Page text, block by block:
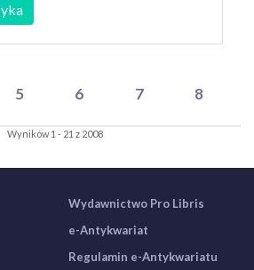
5 6 7 8
Wyników 1 - 21 z 2008
Wydawnictwo Pro Libris
e-Antykwariat
Regulamin e-Antykwariatu